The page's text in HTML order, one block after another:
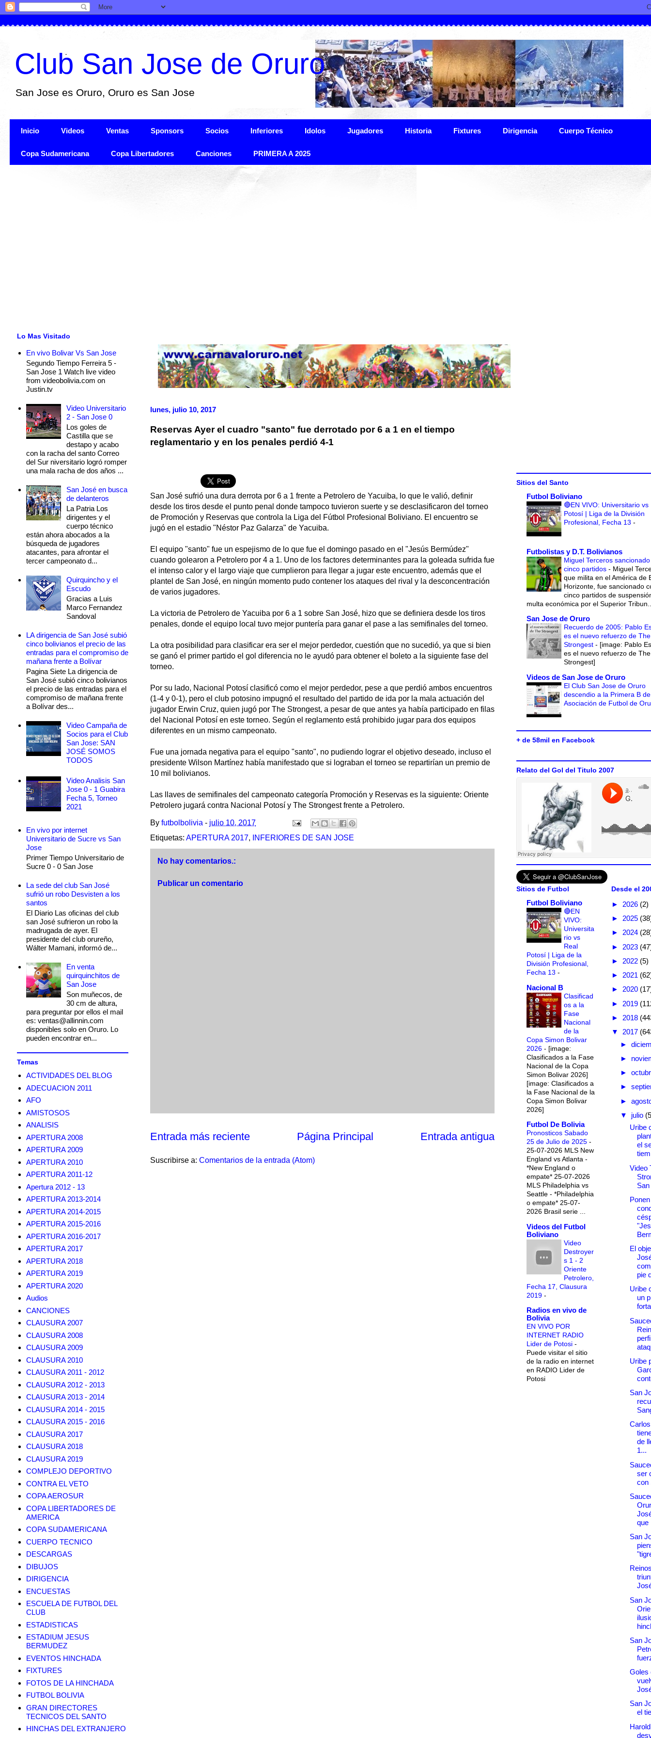
Club San Jose de Oruro
San Jose es Oruro, Oruro es San Jose
Inicio Videos Ventas Sponsors Socios Inferiores Idolos Jugadores Historia Fixtures Dirigencia Cuerpo Técnico
Copa Sudamericana Copa Libertadores Canciones PRIMERA A 2025
lunes, julio 10, 2017
Reservas Ayer el cuadro "santo" fue derrotado por 6 a 1 en el tiempo
reglamentario y en los penales perdió 4-1
San José sufrió una dura derrota por 6 a 1 frente a Petrolero de Yacuiba, lo que le valió, definir
desde los tiros desde el punto penal donde tampoco tuvieron suerte y se desclasificaron del torneo
de Promoción y Reservas que controla la Liga del Fútbol Profesional Boliviano. El encuentro se
jugó en el estadio "Néstor Paz Galarza" de Yacuiba.
El equipo "santo" fue un espejismo de lo que fue el domingo pasado en el "Jesús Bermúdez"
cuando golearon a Petrolero por 4 a 1. Uno de los factores determinantes para la goleada sufrida fue
el intenso calor y el largo viaje que cumplieron para llegar a jugar este encuentro, además que el
plantel de San José, en ningún momento pudo contener los ataques del rival y la desconcentración
de varios jugadores.
La victoria de Petrolero de Yacuiba por 6 a 1 sobre San José, hizo que se definiera desde los tiros
penales, donde el equipo local tuvo mejor puntería para ganar el pase a las semifinales del torneo.
La otra posibilidad para clasificar era ser el mejor perdedor, cuestión que no sucedió, ya que si bien
se ganó el primer partido el gol diferencia no le ayudó para obtener el boleto a la siguiente fase del
torneo.
Por su lado, Nacional Potosí clasificó como el mejor perdedor, pese a que perdió ambos encuentros
(1-4 y 0-1), pero el club potosino impugnó el resultado del partido de ida por la mala actuación del
jugador Erwin Cruz, quien jugó por The Strongest, a pesar de que antes ya había participado en filas
del Nacional Potosí en este torneo. Según el reglamento está prohibido jugar para dos equipos
diferentes en un mismo campeonato.
Fue una jornada negativa para el equipo "santo", no pudiendo lograr el objetivo deseado, incluso el
presidente Wilson Martínez había manifestado que si lograban el torneo se repartirían un premio de
10 mil bolivianos.
Las llaves de semifinales del campeonato categoría Promoción y Reservas es la siguiente: Oriente
Petrolero jugará contra Nacional Potosí y The Strongest frente a Petrolero.
By futbolbolivia - julio 10, 2017
Etiquetas: APERTURA 2017, INFERIORES DE SAN JOSE
No hay comentarios.:
Publicar un comentario
Entrada más reciente Entrada antigua
Página Principal
Suscribirse a: Comentarios de la entrada (Atom)
Lo Mas Visitado
En vivo Bolivar Vs San Jose
Segundo Tiempo Ferreira 5 -
San Jose 1 Watch live video
from videobolivia.com on
Justin.tv
Video Universitario
2 - San Jose 0
Los goles de
Castilla que se
destapo y acabo
con la racha del santo Correo
del Sur niversitario logró romper
una mala racha de dos años ...
San José en busca
de delanteros
La Patria Los
dirigentes y el
cuerpo técnico
están ahora abocados a la
búsqueda de jugadores
atacantes, para afrontar el
tercer campeonato d...
Quirquincho y el
Escudo
Gracias a Luis
Marco Fernandez
Sandoval
LA dirigencia de San José subió
cinco bolivianos el precio de las
entradas para el compromiso de
mañana frente a Bolívar
Pagina Siete La dirigencia de
San José subió cinco bolivianos
el precio de las entradas para el
compromiso de mañana frente
a Bolívar des...
Video Campaña de
Socios para el Club
San Jose: SAN
JOSÉ SOMOS
TODOS
Video Analisis San
Jose 0 - 1 Guabira
Fecha 5, Torneo
2021
En vivo por internet
Universitario de Sucre vs San
Jose
Primer Tiempo Universitario de
Sucre 0 - 0 San Jose
La sede del club San José
sufrió un robo Desvisten a los
santos
El Diario Las oficinas del club
san José sufrieron un robo la
madrugada de ayer. El
presidente del club orureño,
Wálter Mamani, informó de...
En venta
quirquinchitos de
San Jose
Son muñecos, de
30 cm de altura,
para preguntar por ellos el mail
es: ventas@allinnin.com
disponibles solo en Oruro. Lo
pueden encontrar en...
Temas
ACTIVIDADES DEL BLOG
ADECUACION 2011
AFO
AMISTOSOS
ANALISIS
APERTURA 2008
APERTURA 2009
APERTURA 2010
APERTURA 2011-12
Apertura 2012 - 13
APERTURA 2013-2014
APERTURA 2014-2015
APERTURA 2015-2016
APERTURA 2016-2017
APERTURA 2017
APERTURA 2018
APERTURA 2019
APERTURA 2020
Audios
CANCIONES
CLAUSURA 2007
CLAUSURA 2008
CLAUSURA 2009
CLAUSURA 2010
CLAUSURA 2011 - 2012
CLAUSURA 2012 - 2013
CLAUSURA 2013 - 2014
CLAUSURA 2014 - 2015
CLAUSURA 2015 - 2016
CLAUSURA 2017
CLAUSURA 2018
CLAUSURA 2019
COMPLEJO DEPORTIVO
CONTRA EL VETO
COPA AEROSUR
COPA LIBERTADORES DE
AMERICA
COPA SUDAMERICANA
CUERPO TECNICO
DESCARGAS
DIBUJOS
DIRIGENCIA
ENCUESTAS
ESCUELA DE FUTBOL DEL
CLUB
ESTADISTICAS
ESTADIUM JESUS
BERMUDEZ
EVENTOS HINCHADA
FIXTURES
FOTOS DE LA HINCHADA
FUTBOL BOLIVIA
GRAN DIRECTORES
TECNICOS DEL SANTO
HINCHAS DEL EXTRANJERO
Sitios del Santo
Futbol Boliviano
🔴EN VIVO: Universitario vs
Potosí | Liga de la División
Profesional, Fecha 13 -
Futbolistas y D.T. Bolivianos
Miguel Terceros
cinco partidos - Miguel
que milita en el América de
Horizonte, fue sancionado
cinco partidos de
multa económica por el Superior
San Jose de Oruro
Recuerdo de 2005: Pablo
es el nuevo refuerzo de The
Strongest - [image: Pablo
es el nuevo refuerzo de The
Strongest]
Videos de San Jose de Oruro
El Club San Jose de Oruro
descendio a la Primera B
Asociación de Futbol de
+ de 58mil en Facebook
Relato del Gol del Titulo 2007
Sitios de Futbol
Futbol Boliviano
🔴EN
VIVO:
Universita
rio vs
Real
Potosí | Liga de la
División Profesional,
Fecha 13 -
Nacional B
Clasificad
os a la
Fase
Nacional
de la
Copa Simon Bolivar
2026 - [image:
Clasificados a la Fase
Nacional de la Copa
Simon Bolivar 2026]
[image: Clasificados a
la Fase Nacional de la
Copa Simon Bolivar
2026]
Futbol De Bolivia
Pronosticos Sabado
25 de Julio de 2025 -
25-07-2026 MLS New
England vs Atlanta -
*New England o
empate* 25-07-2026
MLS Philadelphia vs
Seattle - *Philadelphia
o empate* 25-07-
2026 Brasil serie ...
Videos del Futbol
Boliviano
Video
Destroyer
s 1 - 2
Oriente
Petrolero,
Fecha 17, Clausura
2019 -
Radios en vivo de
Bolivia
EN VIVO POR
INTERNET RADIO
Lider de Potosi -
Puede visitar el sitio
de la radio en internet
en RADIO Lider de
Potosi
Desde el
► 2026 (2)
► 2025
► 2024
► 2023
► 2022 (5)
► 2021
► 2020
► 2019
► 2018
▼ 2017
►
►
►
►
►
▼ julio
Uribe
el
Video
El
pie
Uribe
un
Uribe
San
de
1...
ser
con
que
San
San
San
Goles
San
el